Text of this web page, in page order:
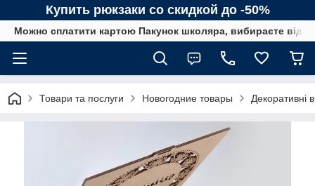
Купить рюкзаки со скидкой до -50%
Можно сплатити картою Пакунок школяра, вибираєте від
Товари та послуги Новогодние товары Декоративні